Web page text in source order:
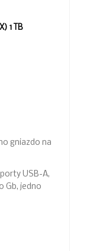
1 TB
gniazdo na
USB-A,
Gb, jedno